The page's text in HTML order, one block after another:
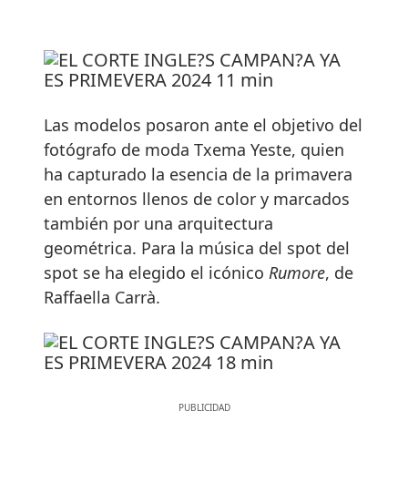
Las modelos posaron ante el objetivo del
fotógrafo de moda Txema Yeste, quien
ha capturado la esencia de la primavera
en entornos llenos de color y marcados
también por una arquitectura
geométrica. Para la música del spot del
spot se ha elegido el icónico Rumore, de
Raffaella Carrà.